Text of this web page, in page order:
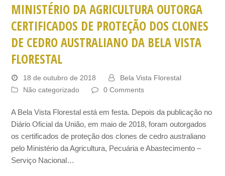
MINISTÉRIO DA AGRICULTURA OUTORGA
CERTIFICADOS DE PROTEÇÃO DOS CLONES
DE CEDRO AUSTRALIANO DA BELA VISTA
FLORESTAL
18 de outubro de 2018
Bela Vista Florestal
Não categorizado
0 Comments
A Bela Vista Florestal está em festa. Depois da publicação no
Diário Oficial da União, em maio de 2018, foram outorgados
os certificados de proteção dos clones de cedro australiano
pelo Ministério da Agricultura, Pecuária e Abastecimento –
Serviço Nacional…